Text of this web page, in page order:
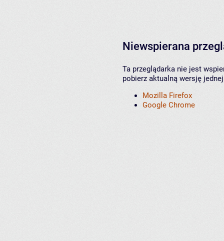
Niewspierana
Ta przeglądarka nie jest
pobierz aktualną wersję
Mozilla Firefox
Google Chrome